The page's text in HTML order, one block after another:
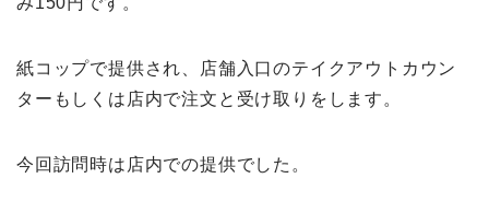
紙コップで提供され、店舗入口のテイクアウトカウン
ターもしくは店内で注文と受け取りをします。
今回訪問時は店内での提供でした。